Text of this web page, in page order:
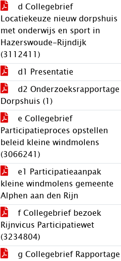
d Collegebrief
Locatiekeuze nieuw dorpshuis
met onderwijs en sport in
Hazerswoude-Rijndijk
(3112411)
d1 Presentatie
d2 Onderzoeksrapportage
Dorpshuis (1)
e Collegebrief
Participatieproces opstellen
beleid kleine windmolens
(3066241)
e1 Participatieaanpak
kleine windmolens gemeente
Alphen aan den Rijn
f Collegebrief bezoek
Rijnvicus Participatiewet
(3234804)
g Collegebrief Rapportage